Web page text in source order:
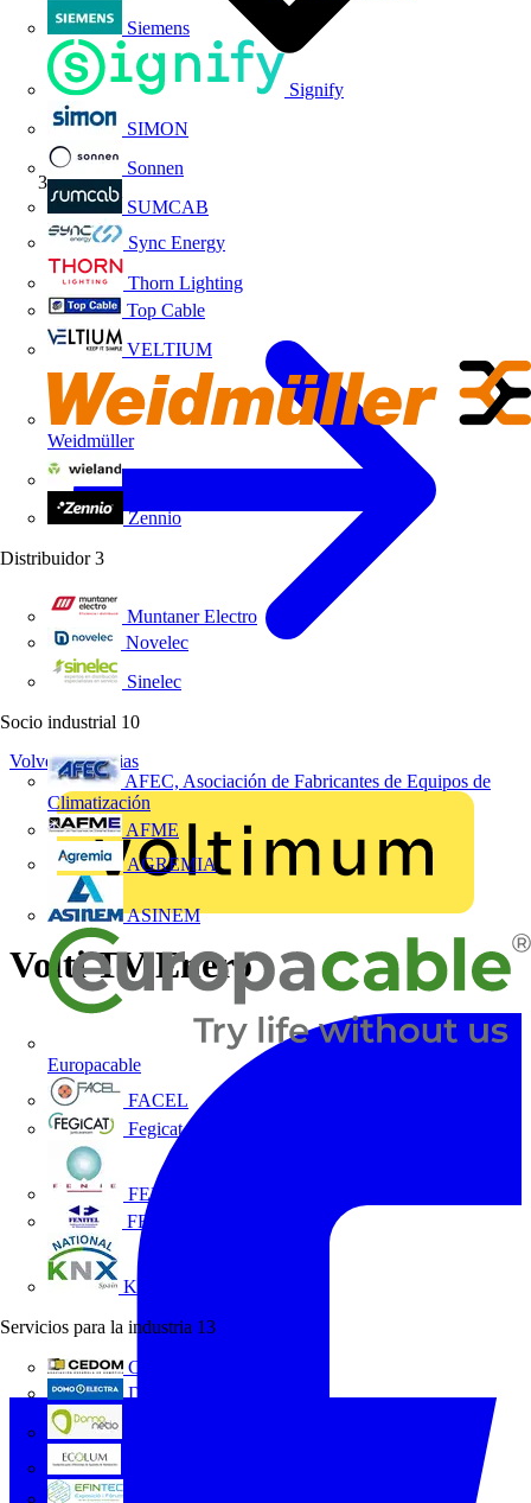
Siemens
Signify
SIMON
Sonnen
SUMCAB
Sync Energy
Thorn Lighting
Top Cable
VELTIUM
Weidmüller
Zennio
Distribuidor 3
Muntaner Electro
Novelec
Sinelec
Socio industrial 10
AFEC, Asociación de Fabricantes de Equipos de
Climatización
AFME
AGREMIA
ASINEM
Europacable
FACEL
Fegicat
FENIE
FENITEL
KNX España
Servicios para la industria 13
CEDOM
Domo Electra
Volti TV
Volver a Noticias
Volti TV Enero